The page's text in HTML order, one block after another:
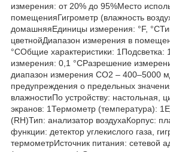
измерения: от 20% до 95%Место
помещенияГигрометр (влажность
домашняяЕдиницы измерения: °F,
цветнойДиапазон измерения в
°CОбщие характеристики: 1Подсветка:
измерения: 0,1 °CРазрешение
диапазон измерения CO2 – 400–5000
предупреждения о предельных
влажностиПо устройству: настольная,
экранов: 1Термометр (температура):
(RH)Тип: анализатор воздухаКорпус:
функции: детектор углекислого газа,
термометрИсточник питания: сетевой